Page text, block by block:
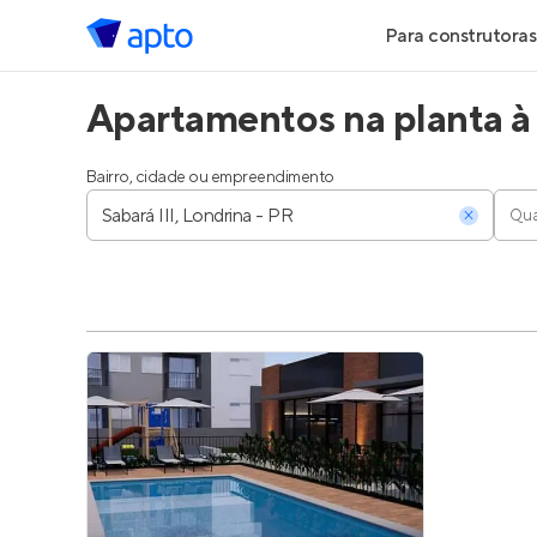
Para construtoras
Geração de
Geração de
Parcerias
Entrar no
Apartamentos na planta
Bairro, cidade ou empreendimento